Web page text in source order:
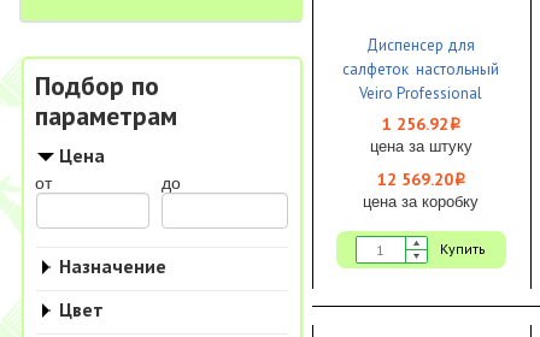
Подбор по
параметрам
Цена
от до
Назначение
Цвет
Диспенсер для
салфеток настольный
Veiro Professional
EASYNAP micro белый +
2 пачки салфеток
1 256.92 i
цена за штуку
12 569.20i
цена за коробку
Купить